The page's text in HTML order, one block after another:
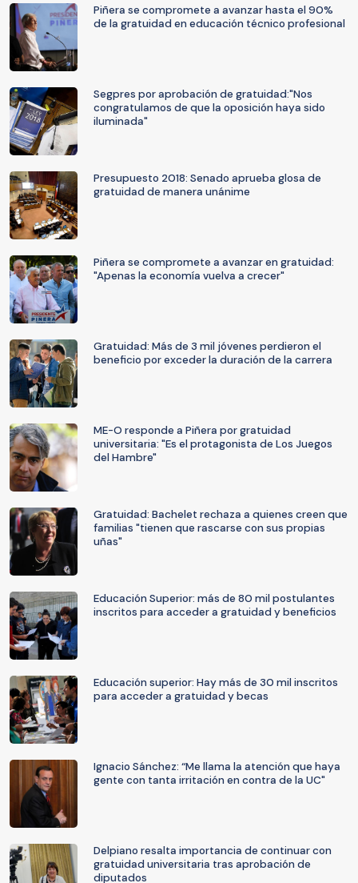
Piñera se compromete a avanzar hasta el 90%
de la gratuidad en educación técnico profesional
Segpres por aprobación de gratuidad:"Nos
congratulamos de que la oposición haya sido
iluminada"
Presupuesto 2018: Senado aprueba glosa de
gratuidad de manera unánime
Piñera se compromete a avanzar en gratuidad:
"Apenas la economía vuelva a crecer"
Gratuidad: Más de 3 mil jóvenes perdieron el
beneficio por exceder la duración de la carrera
ME-O responde a Piñera por gratuidad
universitaria: "Es el protagonista de Los Juegos
del Hambre"
Gratuidad: Bachelet rechaza a quienes creen que
familias "tienen que rascarse con sus propias
uñas"
Educación Superior: más de 80 mil postulantes
inscritos para acceder a gratuidad y beneficios
Educación superior: Hay más de 30 mil inscritos
para acceder a gratuidad y becas
Ignacio Sánchez: “Me llama la atención que haya
gente con tanta irritación en contra de la UC"
Delpiano resalta importancia de continuar con
gratuidad universitaria tras aprobación de
diputados